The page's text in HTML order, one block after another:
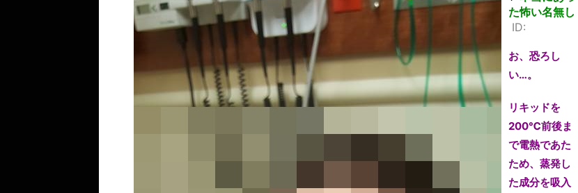
た怖い名無し
ID:
お、恐ろし
い…。
リキッドを
200℃前後ま
で電熱であた
ため、蒸発し
た成分を吸入